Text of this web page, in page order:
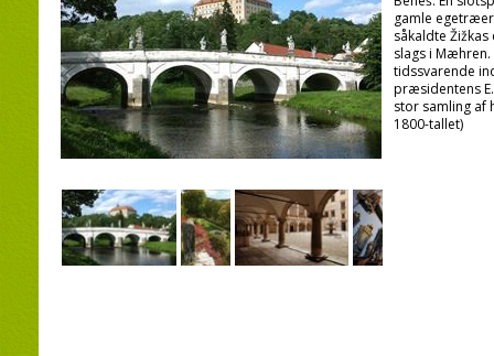
gamle
såkaldte
slags i
tidssvarende
præsidentens
stor samling
1800-tallet)